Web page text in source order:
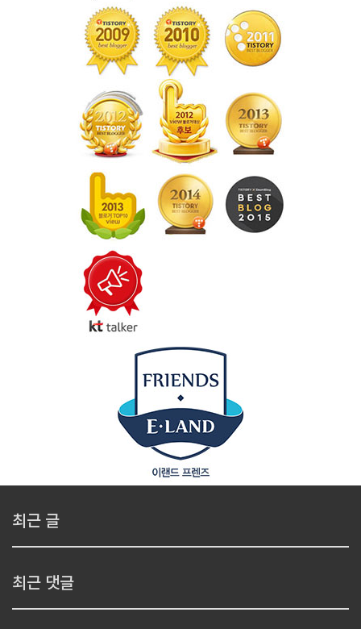
최근 글
최근 댓글